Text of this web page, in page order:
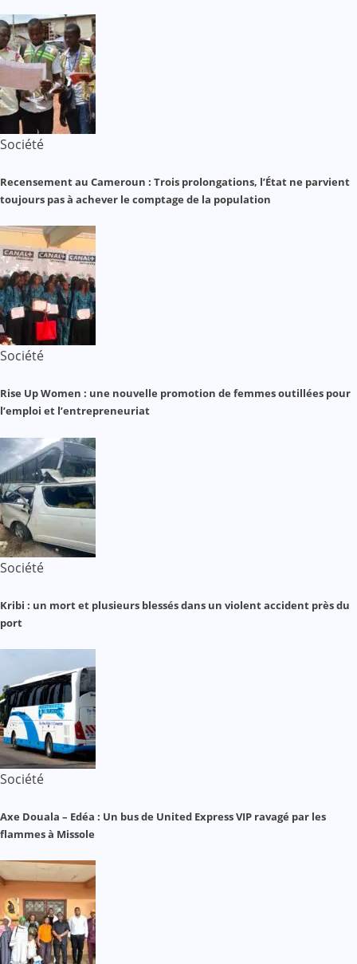
Société
Recensement au Cameroun : Trois prolongations, l’État ne parvient
toujours pas à achever le comptage de la population
Société
Rise Up Women : une nouvelle promotion de femmes outillées pour
l’emploi et l’entrepreneuriat
Société
Kribi : un mort et plusieurs blessés dans un violent accident près du
port
Société
Axe Douala – Edéa : Un bus de United Express VIP ravagé par les
flammes à Missole